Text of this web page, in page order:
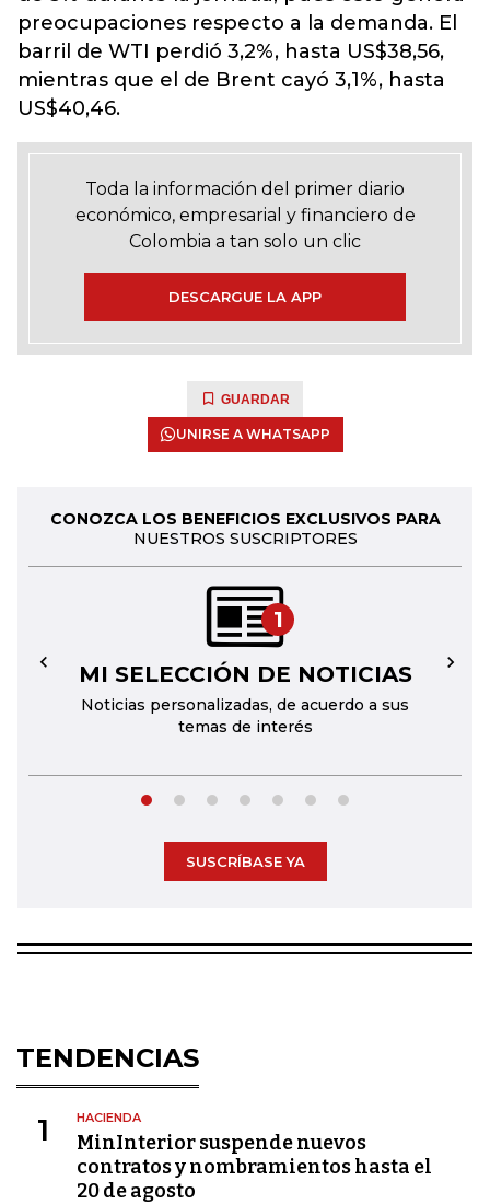
preocupaciones respecto a la demanda. El
barril de WTI perdió 3,2%, hasta US$38,56,
mientras que el de Brent cayó 3,1%, hasta
US$40,46.
Toda la información del primer diario
económico, empresarial y financiero de
Colombia a tan solo un clic
DESCARGUE LA APP
GUARDAR
UNIRSE A WHATSAPP
CONOZCA LOS BENEFICIOS EXCLUSIVOS PARA
NUESTROS SUSCRIPTORES
1
MI SELECCIÓN DE NOTICIAS
Noticias personalizadas, de acuerdo a sus
temas de interés
← →
SUSCRÍBASE YA
TENDENCIAS
1 HACIENDA
MinInterior suspende nuevos
contratos y nombramientos hasta el
20 de agosto